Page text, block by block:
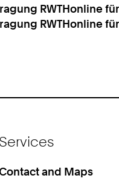
RWTHonline
RWTHonline
Services
and Maps